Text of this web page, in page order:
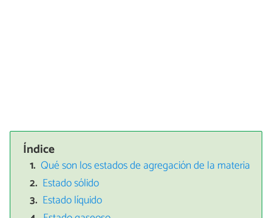
Índice
Qué son los estados de agregación de la materia
Estado sólido
Estado líquido